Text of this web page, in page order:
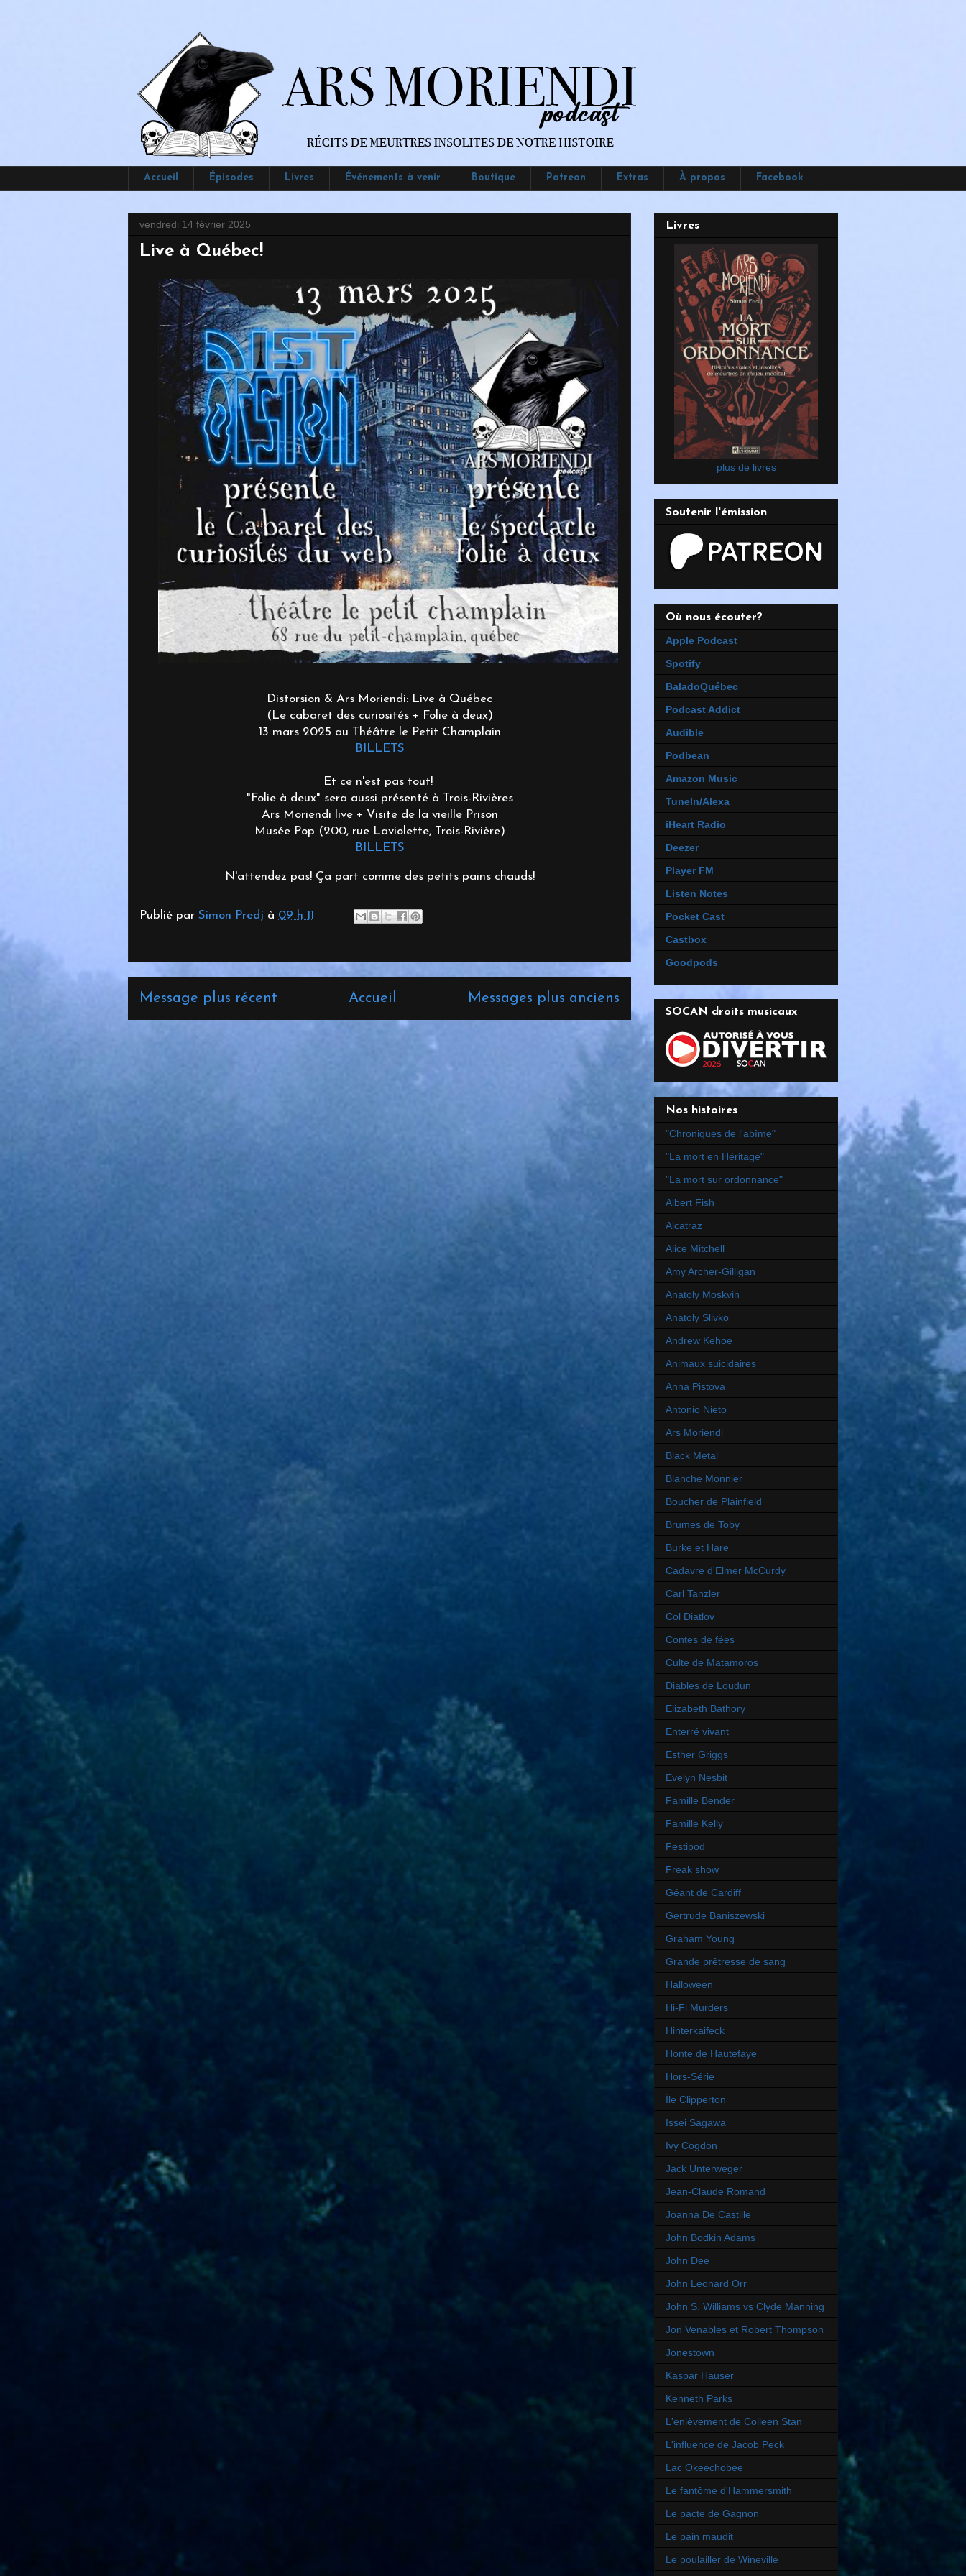
Accueil Épisodes Livres Événements à venir Boutique Patreon Extras À propos Facebook
vendredi 14 février 2025
Live à Québec!
Distorsion & Ars Moriendi: Live à Québec
(Le cabaret des curiosités + Folie à deux)
13 mars 2025 au Théâtre le Petit Champlain
BILLETS
Et ce n'est pas tout!
"Folie à deux" sera aussi présenté à Trois-Rivières
Ars Moriendi live + Visite de la vieille Prison
Musée Pop (200, rue Laviolette, Trois-Rivière)
BILLETS
N'attendez pas! Ça part comme des petits pains chauds!
Publié par Simon Predj à 09 h 11
Message plus récent Messages plus anciens
Accueil
Livres
plus de livres
Soutenir l'émission
Où nous écouter?
Apple Podcast
Spotify
BaladoQuébec
Podcast Addict
Audible
Podbean
Amazon Music
TuneIn/Alexa
iHeart Radio
Deezer
Player FM
Listen Notes
Pocket Cast
Castbox
Goodpods
SOCAN droits musicaux
Nos histoires
"Chroniques de l'abîme"
"La mort en Héritage"
"La mort sur ordonnance"
Albert Fish
Alcatraz
Alice Mitchell
Amy Archer-Gilligan
Anatoly Moskvin
Anatoly Slivko
Andrew Kehoe
Animaux suicidaires
Anna Pistova
Antonio Nieto
Ars Moriendi
Black Metal
Blanche Monnier
Boucher de Plainfield
Brumes de Toby
Burke et Hare
Cadavre d'Elmer McCurdy
Carl Tanzler
Col Diatlov
Contes de fées
Culte de Matamoros
Diables de Loudun
Elizabeth Bathory
Enterré vivant
Esther Griggs
Evelyn Nesbit
Famille Bender
Famille Kelly
Festipod
Freak show
Géant de Cardiff
Gertrude Baniszewski
Graham Young
Grande prêtresse de sang
Halloween
Hi-Fi Murders
Hinterkaifeck
Honte de Hautefaye
Hors-Série
Île Clipperton
Issei Sagawa
Ivy Cogdon
Jack Unterweger
Jean-Claude Romand
Joanna De Castille
John Bodkin Adams
John Dee
John Leonard Orr
John S. Williams vs Clyde Manning
Jon Venables et Robert Thompson
Jonestown
Kaspar Hauser
Kenneth Parks
L'enlèvement de Colleen Stan
L'influence de Jacob Peck
Lac Okeechobee
Le fantôme d'Hammersmith
Le pacte de Gagnon
Le pain maudit
Le poulailler de Wineville